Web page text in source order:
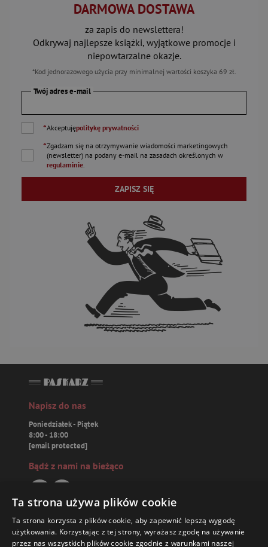
DARMOWA DOSTAWA
za zapis do newslettera!
Odkrywaj najlepsze książki, wyjątkowe promocje i
niepowtarzalne okazje.
*Kod jednorazowego użycia przy minimalnej wartości koszyka 69 zł.
Twój adres e-mail
*Akceptujępolitykę prywatności
*Zgadzam się na otrzymywanie wiadomości marketingowych
(newsletter) na podany e-mail na zasadach określonych w
regulaminie.
ZAPISZ SIĘ
Napisz do nas
Poniedziałek - Piątek
8:00 - 18:00
[email protected]
Bądź z nami na bieżąco
Paskarz.pl
Ta strona używa plików cookie
Ta strona korzysta z plików cookie, aby zapewnić lepszą wygodę
użytkowania. Korzystając z tej strony, wyrażasz zgodę na używanie
przez nas wszystkich plików cookie zgodnie z warunkami naszej